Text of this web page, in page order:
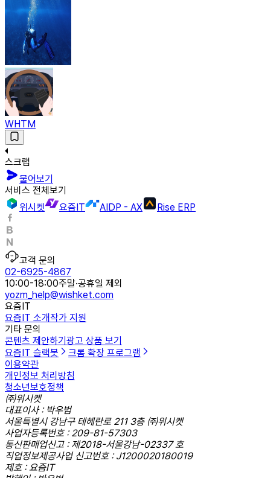
WHTM
스크랩
물어보기
서비스 전체보기
위시켓
요즘IT AIDP - AX Rise ERP
고객 문의
02-6925-4867
10:00-18:00주말·공휴일 제외
yozm_help@wishket.com
요즘IT
요즘IT 소개작가 지원
기타 문의
콘텐츠 제안하기 광고 상품 보기
요즘IT 슬랙봇
크롬 확장 프로그램
이용약관
개인정보 처리방침
청소년보호정책
㈜위시켓
대표이사 : 박우범
서울특별시 강남구 테헤란로 211 3층 ㈜위시켓
사업자등록번호 : 209-81-57303
통신판매업신고 : 제2018-서울강남-02337 호
직업정보제공사업 신고번호 : J1200020180019
제호 : 요즘IT